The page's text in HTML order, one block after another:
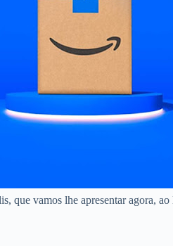
que vamos lhe apresentar agora,